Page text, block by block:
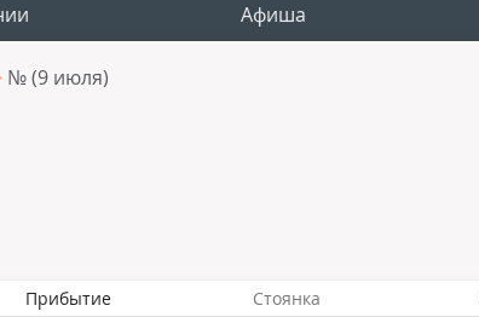
Афиша
№ (9 июля)
Прибытие Стоянка